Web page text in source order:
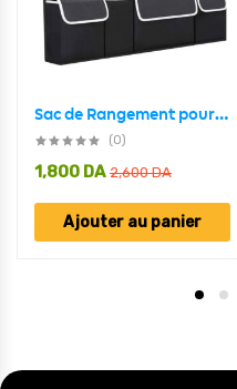
Sac de Rangement pour Siège arrière Voiture Standard
(0)
2,600DA
1,800 DA
Ajouter au panier